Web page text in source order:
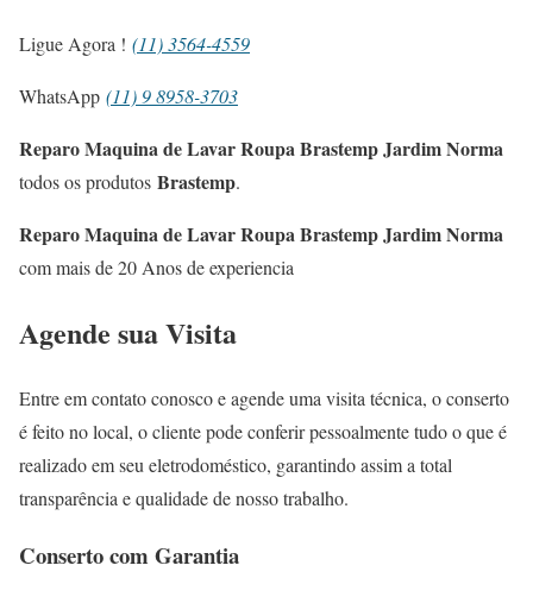
Ligue Agora ! (11) 3564-4559
WhatsApp (11) 9 8958-3703
Reparo Maquina de Lavar Roupa Brastemp Jardim Norma
todos os produtos Brastemp.
Reparo Maquina de Lavar Roupa Brastemp Jardim Norma
com mais de 20 Anos de experiencia
Agende sua Visita
Entre em contato conosco e agende uma visita técnica, o conserto
é feito no local, o cliente pode conferir pessoalmente tudo o que é
realizado em seu eletrodoméstico, garantindo assim a total
transparência e qualidade de nosso trabalho.
Conserto com Garantia